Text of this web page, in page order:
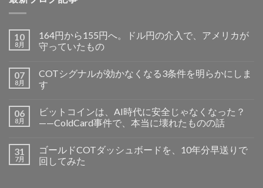
10
8月
164円から155円へ。ドル円の介入で、アメリカが
守っていたもの
07
8月
COTシグナルが効かなくなる3条件を明らかにしま
す
06
8月
ビットコインは、AI時代に安全じゃなくなった？
——ColdCard事件で、本当に壊れたものの話
31
7月
ゴールドCOTダッシュボードを、10年分早送りで
回してみた